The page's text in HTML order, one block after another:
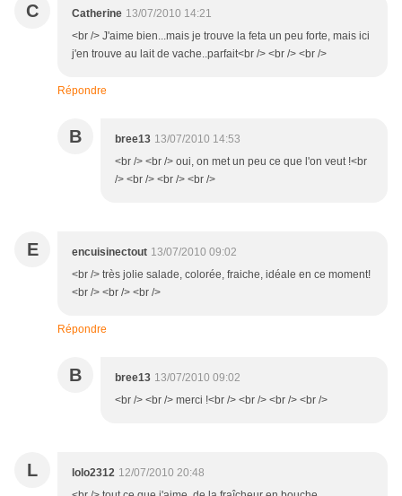
C Catherine 13/07/2010 14:21
<br /> J'aime bien...mais je trouve la feta un peu forte, mais ici
j'en trouve au lait de vache..parfait<br /> <br /> <br />
Répondre
B bree13 13/07/2010 14:53
<br /> <br /> oui, on met un peu ce que l'on veut !<br
/> <br /> <br /> <br />
E encuisinectout 13/07/2010 09:02
<br /> très jolie salade, colorée, fraiche, idéale en ce moment!
<br /> <br /> <br />
Répondre
B bree13 13/07/2010 09:02
<br /> <br /> merci !<br /> <br /> <br /> <br />
L lolo2312 12/07/2010 20:48